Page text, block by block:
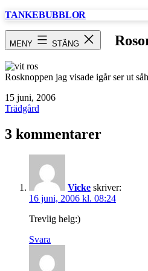
Hoppa
TANKEBUBBLOR
MENY STÄNG
Rosknoppen jag visade igår ser ut
Publicerat
den
15 juni, 2006
Kategoriserat
Trädgård
3 kommentarer
Vicke skriver:
16 juni, 2006 kl. 08:24
Trevlig helg:)
Svara